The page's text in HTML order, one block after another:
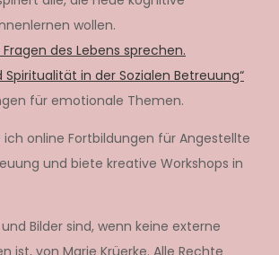
wollen.
des Lebens sprechen.
in der Sozialen Betreuung“
für emotionale Themen.
online Fortbildungen für Angestellte
und biete kreative Workshops in
Bilder sind, wenn keine externe
ist, von Marie Krüerke. Alle Rechte